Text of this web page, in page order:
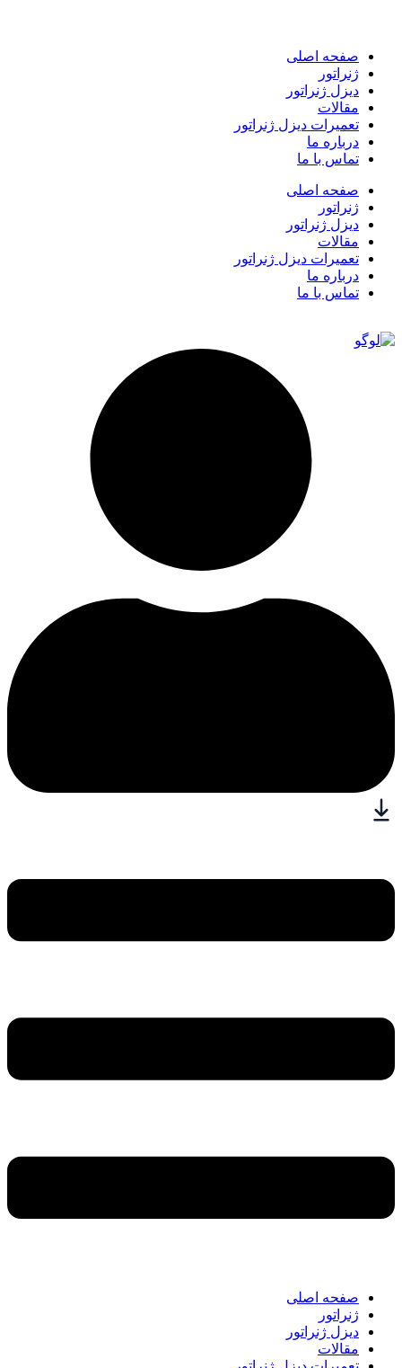
صفحه اصلی
ژنراتور
دیزل ژنراتور
مقالات
تعمیرات دیزل ژنراتور
درباره ما
تماس با ما
صفحه اصلی
ژنراتور
دیزل ژنراتور
مقالات
تعمیرات دیزل ژنراتور
درباره ما
تماس با ما
صفحه اصلی
ژنراتور
دیزل ژنراتور
مقالات